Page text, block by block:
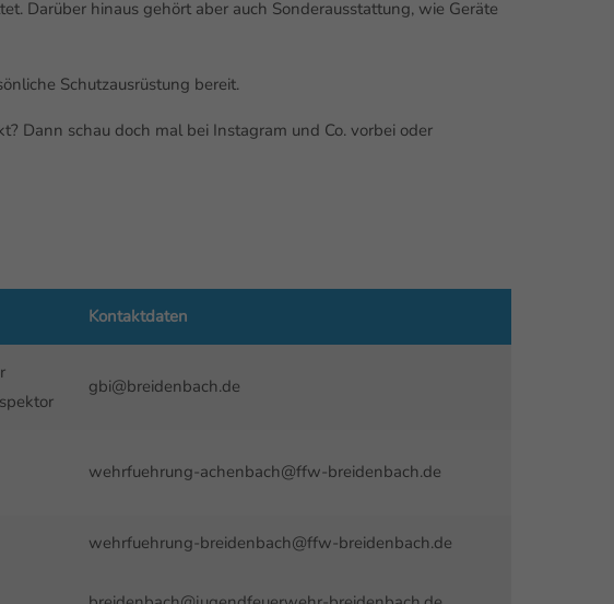
Darüber hinaus gehört aber auch Sonderausstattung, wie Geräte
Schutzausrüstung bereit.
Dann schau doch mal bei Instagram und Co. vorbei oder
Kontaktdaten
gbi@breidenbach.de
wehrfuehrung-achenbach@ffw-breidenbach.de
wehrfuehrung-breidenbach@ffw-breidenbach.de